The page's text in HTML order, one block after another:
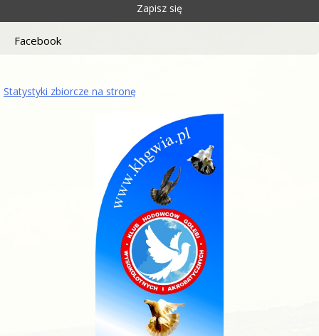
Facebook
Statystyki zbiorcze na stronę